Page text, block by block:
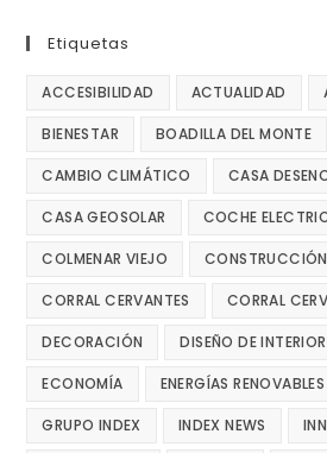
Etiquetas
ACCESIBILIDAD ACTUALIDAD
BIENESTAR BOADILLA DEL MONTE
CAMBIO CLIMÁTICO CASA
CASA GEOSOLAR COCHE
COLMENAR VIEJO CONSTRUCCIÓN
CORRAL CERVANTES CORRAL
DECORACIÓN DISEÑO DE
ECONOMÍA ENERGÍAS RENOVABLES
GRUPO INDEX INDEX NEWS